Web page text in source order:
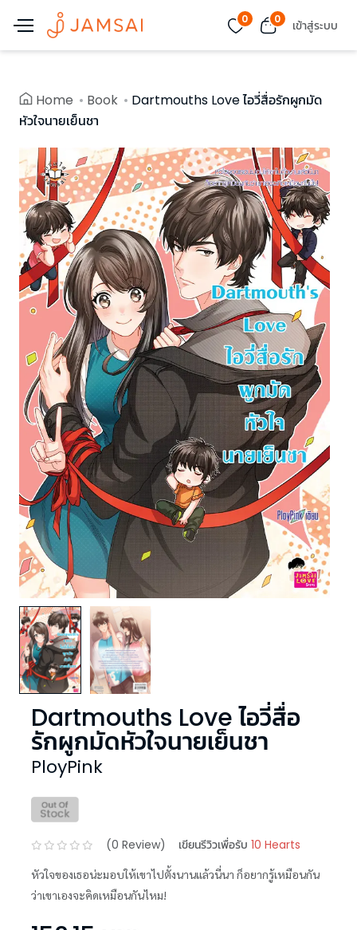
0 0 เข้าสู่ระบบ
Home Book
Dartmouths Love ไอวี่สื่อรักผูกมัด
หัวใจนายเย็นชา
Dartmouths Love ไอวี่สื่อ
รักผูกมัดหัวใจนายเย็นชา
PloyPink
(0 Review) เขียนรีวิวเพื่อรับ 10 Hearts
หัวใจของเธอน่ะมอบให้เขาไปตั้งนานแล้วนี่นา ก็อยากรู้เหมือนกัน
ว่าเขาเองจะคิดเหมือนกันไหม!